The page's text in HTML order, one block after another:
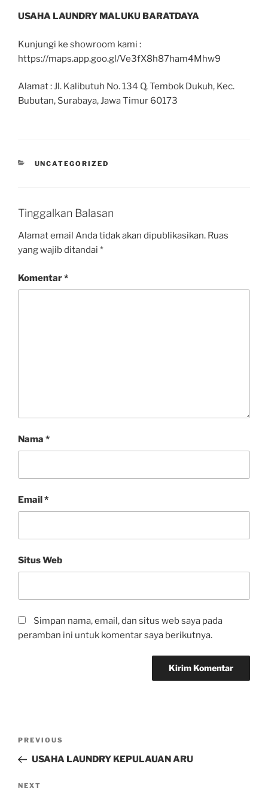
USAHA LAUNDRY MALUKU BARATDAYA
Kunjungi ke showroom kami :
https://maps.app.goo.gl/Ve3fX8h87ham4Mhw9
Alamat : Jl. Kalibutuh No. 134 Q, Tembok Dukuh, Kec.
Bubutan, Surabaya, Jawa Timur 60173
UNCATEGORIZED
Tinggalkan Balasan
Alamat email Anda tidak akan dipublikasikan. Ruas
yang wajib ditandai *
Komentar*
Nama *
Email*
Situs Web
Simpan nama, email, dan situs web saya pada
peramban ini untuk komentar saya berikutnya.
PREVIOUS
USAHA LAUNDRY KEPULAUAN ARU
NEXT